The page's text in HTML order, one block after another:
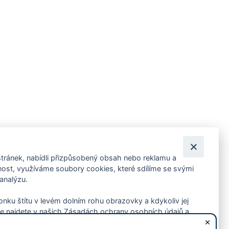
pozvánky na kulturní a sportovní akce?
nabídli přizpůsobený obsah nebo reklamu a
využíváme soubory cookies, které sdílíme se svými
štítu v levém dolním rohu obrazovky a kdykoliv jej
najdete v našich Zásadách ochrany osobních údajů a